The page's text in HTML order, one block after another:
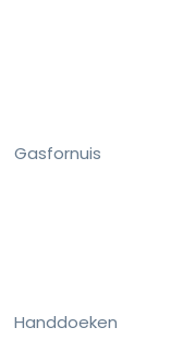
Gasfornuis
Handdoeken